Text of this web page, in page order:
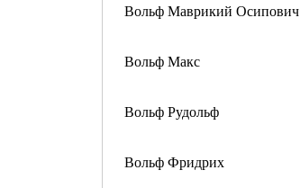
Вольф Маврикий Осипович
Вольф Макс
Вольф Рудольф
Вольф Фридрих